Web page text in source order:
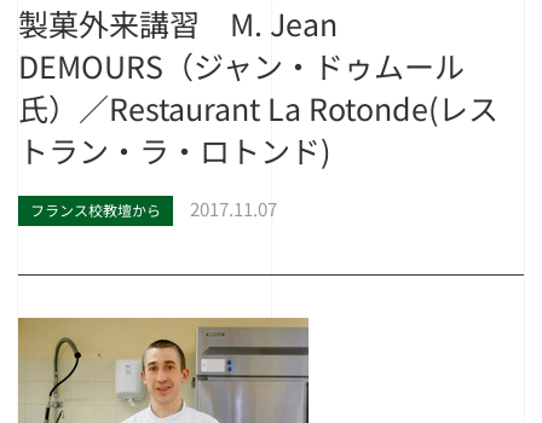
製菓外来講習 M. Jean
DEMOURS（ジャン・ドゥムール
氏）／Restaurant La Rotonde(レス
トラン・ラ・ロトンド)
フランス校教壇から 2017.11.07